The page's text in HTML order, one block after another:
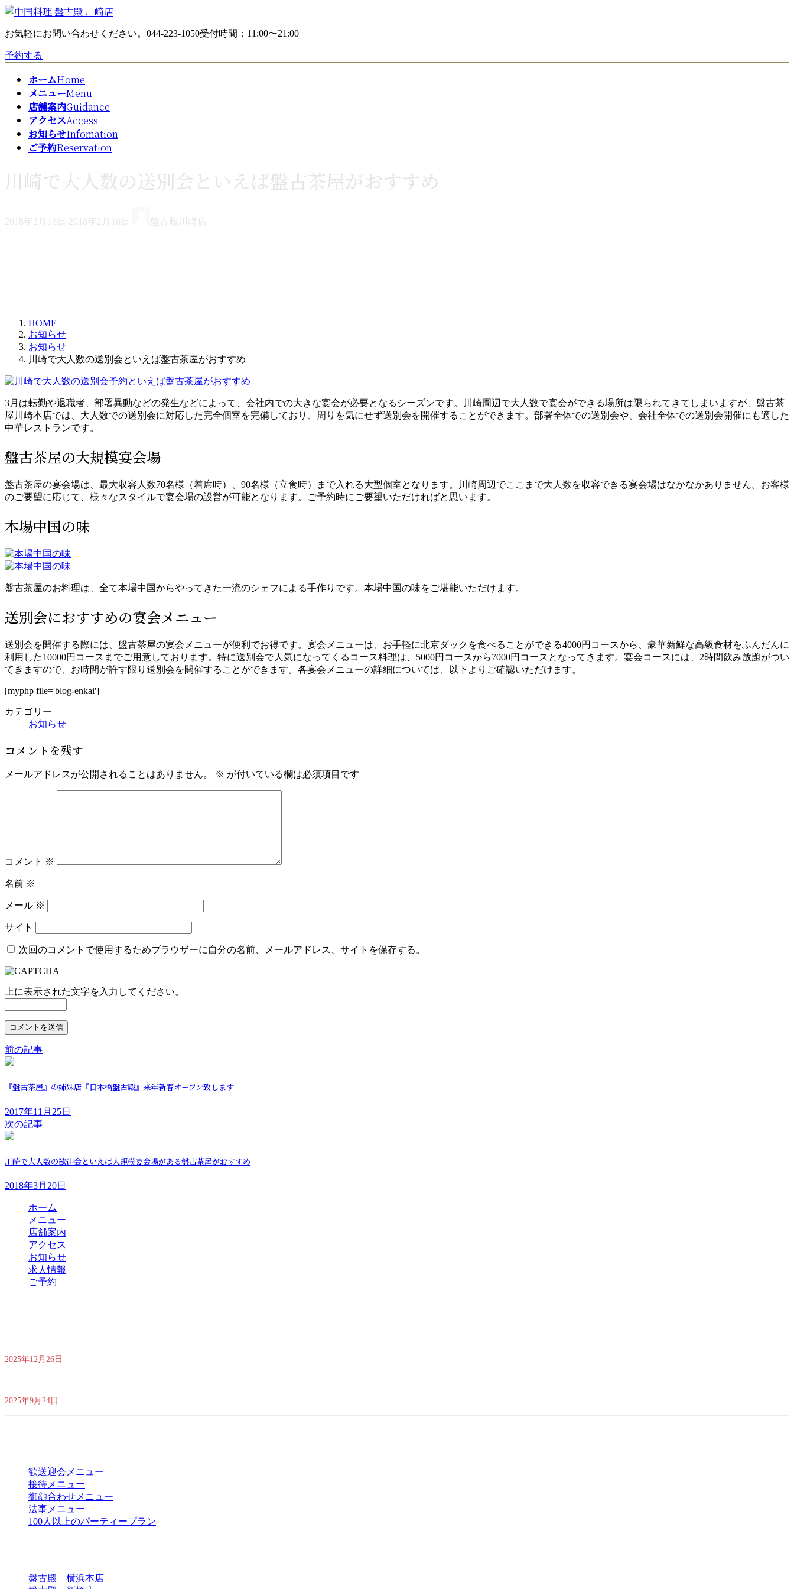
コ
テ
ツ
ナ
ゲ
シ
お気軽にお問い合わせください。 044-223-1050受付時間：11:00〜21:00
予約する
ホームHome
メニューMenu
店舗案内Guidance
アクセスAccess
お知らせInfomation
ご予約Reservation
川崎で大人数の送別会といえば盤古茶屋がおすすめ
2018年2月16日
終
2018年2月16日 盤古殿川崎店
HOME
お知らせ
お知らせ
川崎で大人数の送別会といえば盤古茶屋がおすすめ
3月は転勤や退職者、部署異動などの発生などによって、会社内での大きな宴会が必要となるシーズンです。川崎周辺で大人数で宴会ができる場所は限られてきてしまいますが、盤古茶
屋川崎本店では、大人数での送別会に対応した完全個室を完備しており、周りを気にせず送別会を開催することができます。部署全体での送別会や、会社全体での送別会開催にも適した
中華レストランです。
盤古茶屋の大規模宴会場
盤古茶屋の宴会場は、最大収容人数70名様（着席時）、90名様（立食時）まで入れる大型個室となります。川崎周辺でここまで大人数を収容できる宴会場はなかなかありません。お客様
のご要望に応じて、様々なスタイルで宴会場の設営が可能となります。ご予約時にご要望いただければと思います。
本場中国の味
盤古茶屋のお料理は、全て本場中国からやってきた一流のシェフによる手作りです。本場中国の味をご堪能いただけます。
送別会におすすめの宴会メニュー
送別会を開催する際には、盤古茶屋の宴会メニューが便利でお得です。宴会メニューは、お手軽に北京ダックを食べることができる4000円コースから、豪華新鮮な高級食材をふんだんに
利用した10000円コースまでご用意しております。特に送別会で人気になってくるコース料理は、5000円コースから7000円コースとなってきます。宴会コースには、2時間飲み放題がつい
てきますので、お時間が許す限り送別会を開催することができます。各宴会メニューの詳細については、以下よりご確認いただけます。
[myphp file='blog-enkai']
カテゴリー
お知らせ
コメントを残す
メールアドレスが公開されることはありません。 ※ が付いている欄は必須項目です
コメント ※
名前 ※
メール ※
サイト
次回のコメントで使用するためブラウザーに自分の名前、メールアドレス、サイトを保存する。
上に表示された文字を入力してください。
前の記事
『盤古茶屋』の姉妹店『日本橋盤古殿』来年新春オープン致します
2017年11月25日
次の記事
川崎で大人数の歓迎会といえば大規模宴会場がある盤古茶屋がおすすめ
2018年3月20日
ホーム
メニュー
店舗案内
アクセス
お知らせ
求人情報
ご予約
2025年12月26日
2025年9月24日
歓送迎会メニュー
接待メニュー
御顔合わせメニュー
法事メニュー
100人以上のパーティープラン
盤古殿 横浜本店